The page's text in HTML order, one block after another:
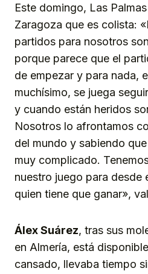
Este domingo, Las
Zaragoza que es colista:
partidos para nosotros
porque parece que el
de empezar y para nada,
muchísimo, se juega
y cuando están heridos
Nosotros lo afrontamos
del mundo y sabiendo
muy complicado.
nuestro juego para desde
quien tiene que ganar»,
Álex Suárez, tras sus
en Almería, está
cansado, llevaba tiempo